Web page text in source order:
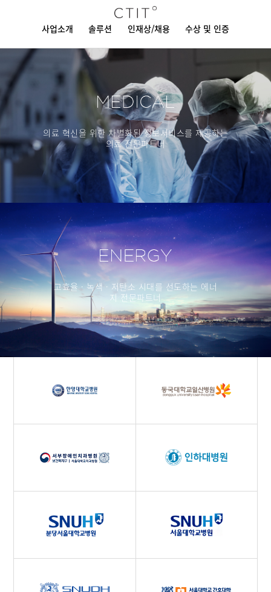
사업소개 솔루션 인재상/채용 수상 및 인증
의료 혁신을 위한 차별화된 정보서비스를 제공하는
의료 전문파트너
고효율 · 녹색 · 저탄소 시대를 선도하는 에너
지 전문파트너